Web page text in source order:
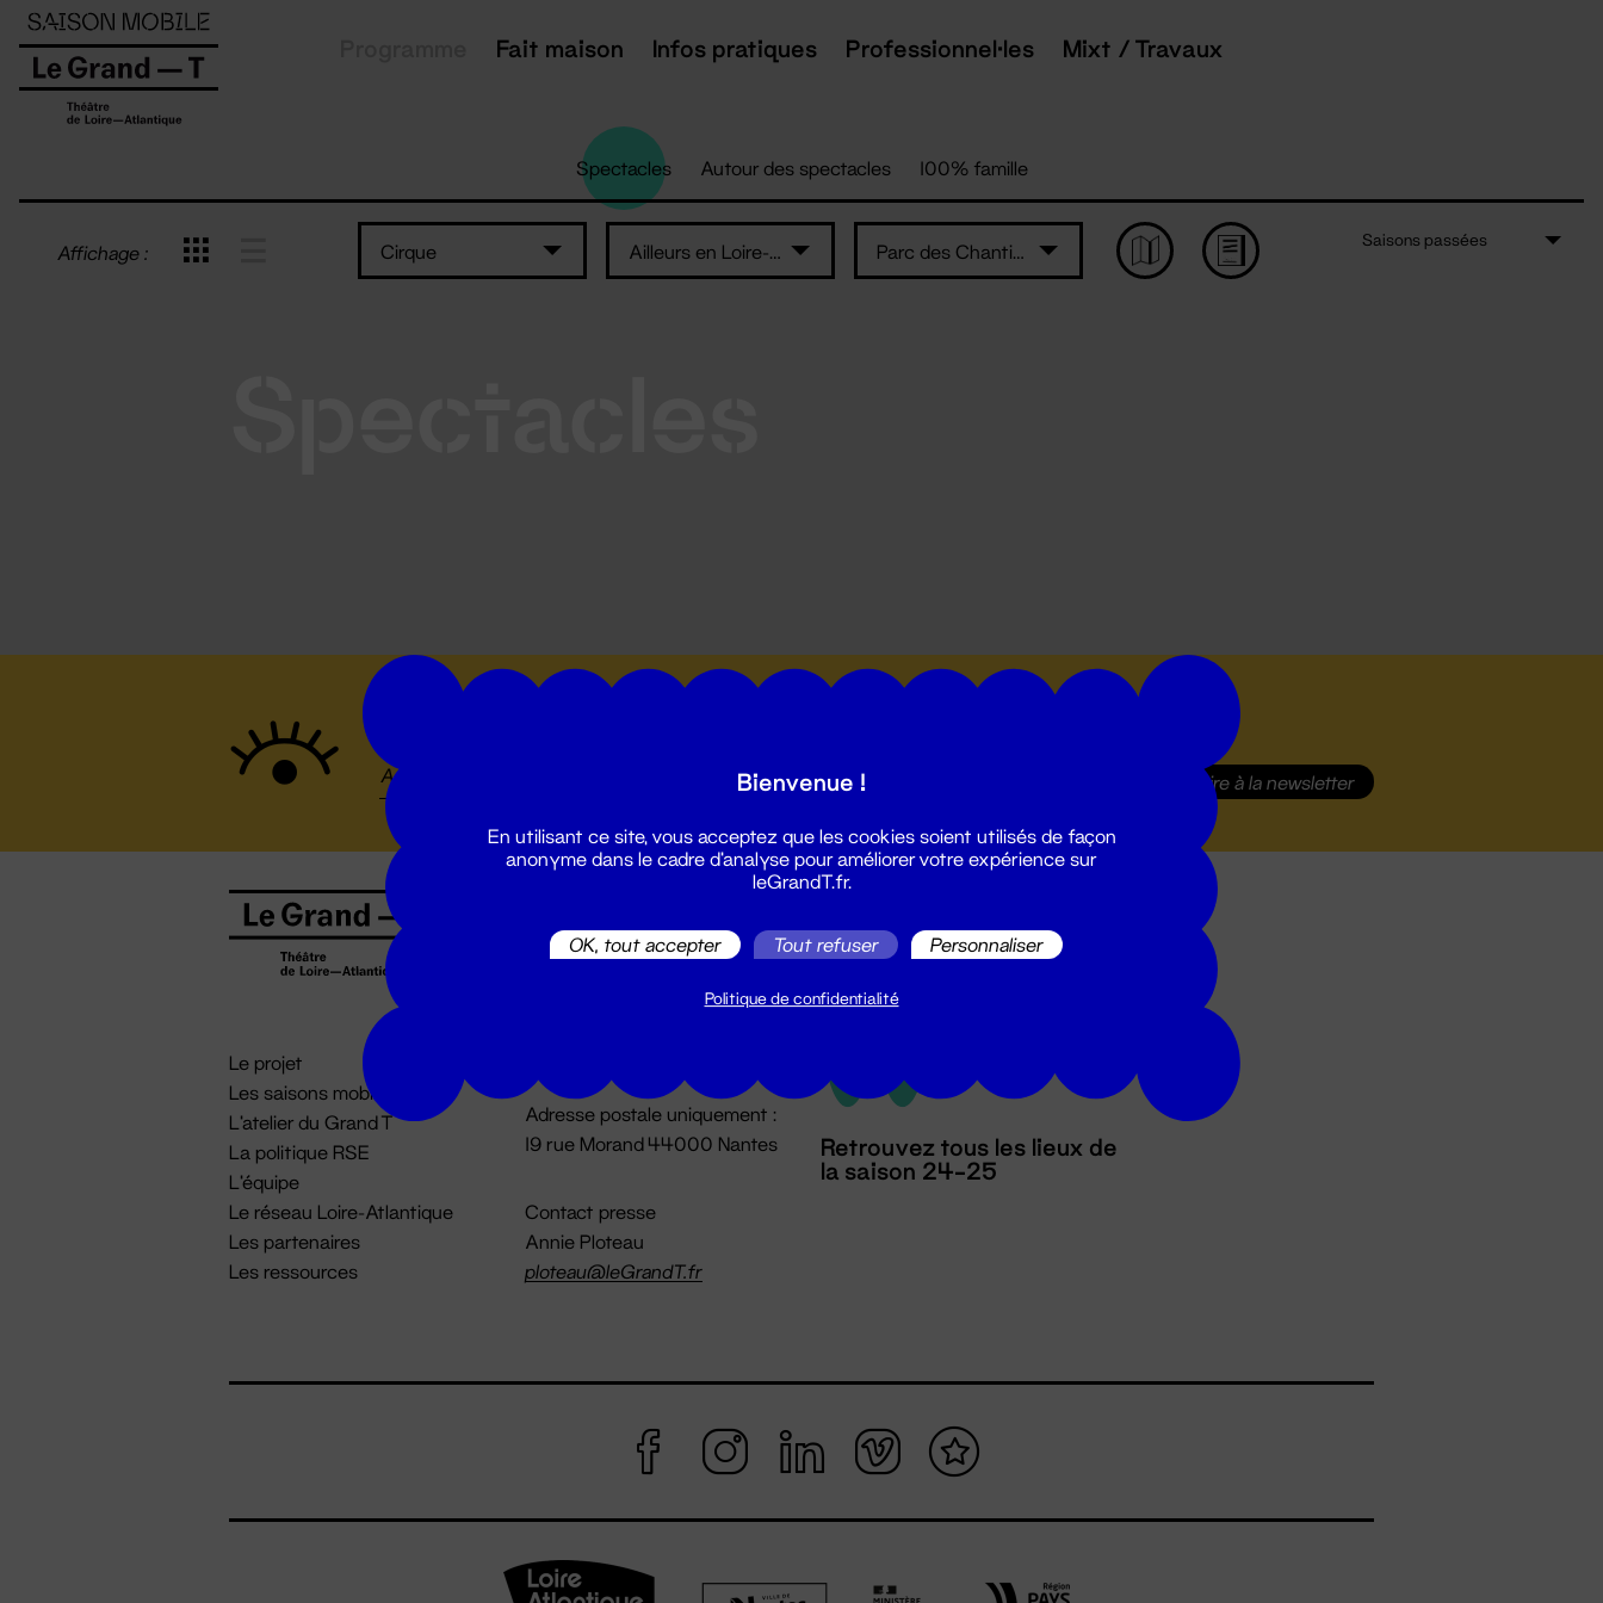
Fait maison Infos pratiques Professionnel·les Mixt / Travaux
Spectacles Autour des spectacles 100% famille
Affichage : Cirque Ailleurs en Loire-Atlantique Parc des Chantiers — Île de Nantes
Saisons passées
S'inscrire à la newsletter
Le projet
Les saisons mobiles
L'atelier du Grand T
La politique RSE
L'équipe
Le réseau Loire-Atlantique
Les partenaires
Les ressources
02 51 88 25 25
billetterie@leGrandT.fr
Du lundi au vendredi 14h → 18h
Adresse postale uniquement :
19 rue Morand 44000 Nantes
Contact presse
Annie Ploteau
ploteau@leGrandT.fr
Retrouvez tous les lieux de
la saison 24-25
Panneau de gestion des cookies
Bienvenue !
En utilisant ce site, vous acceptez que les cookies soient utilisés de façon
anonyme dans le cadre d'analyse pour améliorer votre expérience sur
leGrandT.fr.
OK, tout accepter Tout refuser Personnaliser
Politique de confidentialité